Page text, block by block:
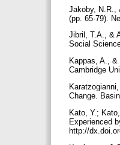
Jakoby, N.R.,
(pp. 65-79).
Jibril, T.A., &
Social
Kappas, A.,
Cambridge
Change.
Kato, Y.;
Experienced
http://